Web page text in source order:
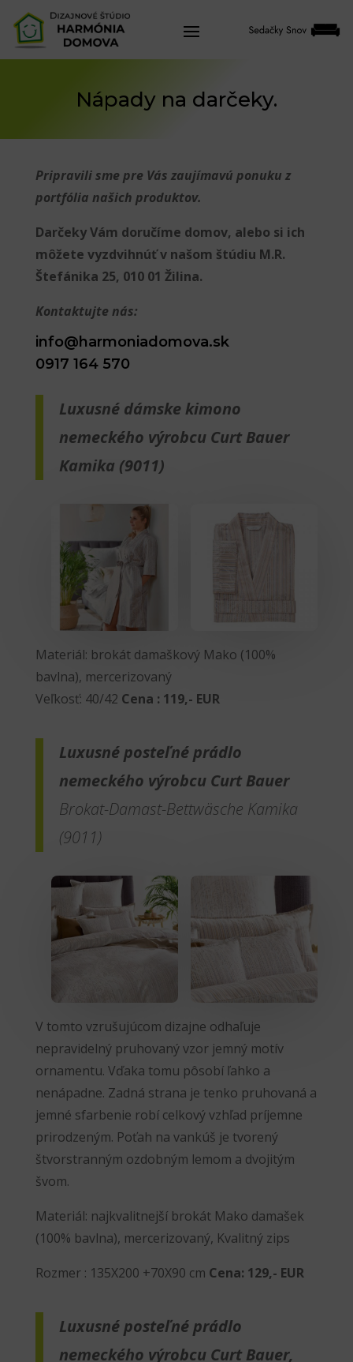
Nápady na darčeky.
Pripravili sme pre Vás zaujímavú ponuku z
portfólia našich produktov.
Darčeky Vám doručíme domov, alebo si ich
môžete vyzdvihnúť v našom štúdiu M.R.
Štefánika 25, 010 01 Žilina.
Kontaktujte nás:
info@harmoniadomova.sk
0917 164 570
Luxusné dámske kimono
nemeckého výrobcu Curt Bauer
Kamika (9011)
Materiál: brokát damaškový Mako (100%
bavlna), mercerizovaný
Veľkosť: 40/42 Cena : 119,- EUR
Luxusné posteľné prádlo
nemeckého výrobcu Curt Bauer
Brokat-Damast-Bettwäsche Kamika
(9011)
V tomto vzrušujúcom dizajne odhaľuje
nepravidelný pruhovaný vzor jemný motív
ornamentu. Vďaka tomu pôsobí ľahko a
nenápadne. Zadná strana je tenko pruhovaná a
jemné sfarbenie robí celkový vzhľad príjemne
prirodzeným. Poťah na vankúš je tvorený
štvorstranným ozdobným lemom a dvojitým
švom.
Materiál: najkvalitnejší brokát Mako damašek
(100% bavlna), mercerizovaný, Kvalitný zips
Rozmer : 135X200 +70X90 cm Cena: 129,- EUR
Luxusné posteľné prádlo
nemeckého výrobcu Curt Bauer,